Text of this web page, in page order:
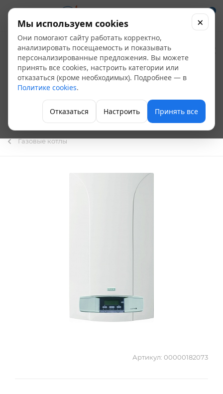
0
Котел газовый ВАХI
Luna 3 240 Fi,
настенный, 2-х
контурный, закр.
камера сгорания)
Газовые котлы
Артикул: 00000182073
Мы используем cookies
Они помогают сайту работать корректно,
анализировать посещаемость и показывать
персонализированные предложения. Вы можете
принять все cookies, настроить категории или
отказаться (кроме необходимых). Подробнее — в
Политике cookies.
Отказаться Настроить Принять все
×